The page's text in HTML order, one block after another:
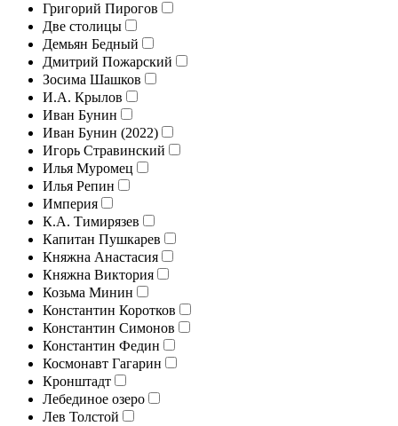
Григорий Пирогов
Две столицы
Демьян Бедный
Дмитрий Пожарский
Зосима Шашков
И.А. Крылов
Иван Бунин
Иван Бунин (2022)
Игорь Стравинский
Илья Муромец
Илья Репин
Империя
К.А. Тимирязев
Капитан Пушкарев
Княжна Анастасия
Княжна Виктория
Козьма Минин
Константин Коротков
Константин Симонов
Константин Федин
Космонавт Гагарин
Кронштадт
Лебединое озеро
Лев Толстой